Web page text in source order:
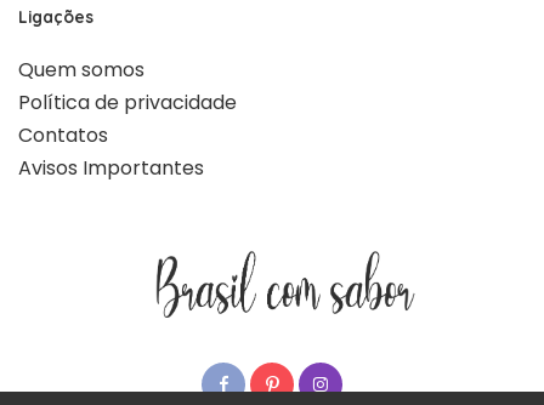
Ligações
Quem somos
Política de privacidade
Contatos
Avisos Importantes